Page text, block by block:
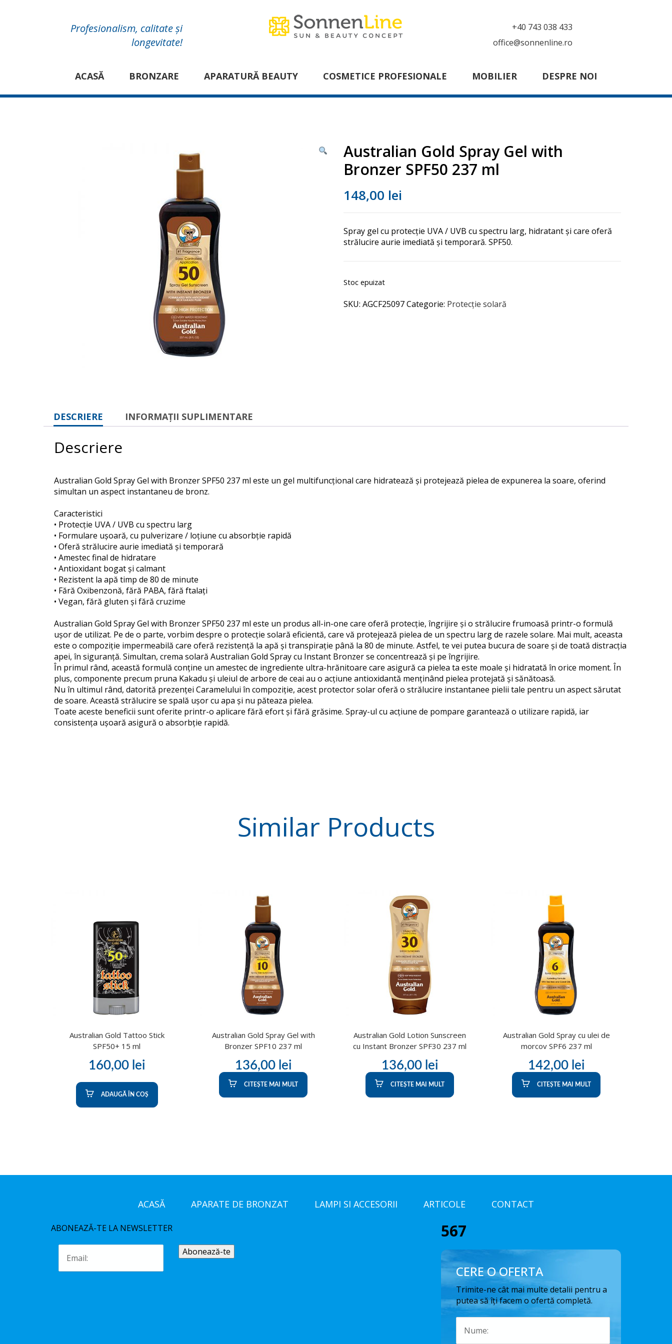
Profesionalism, calitate și
longevitate!
+40 743 038 433
office@sonnenline.ro
ACASĂ BRONZARE APARATURĂ BEAUTY COSMETICE PROFESIONALE MOBILIER DESPRE NOI
Australian Gold Spray Gel with
Bronzer SPF50 237 ml
148,00 lei
Spray gel cu protecție UVA / UVB cu spectru larg, hidratant și care oferă
strălucire aurie imediată și temporară. SPF50.
Stoc epuizat
SKU: AGCF25097Categorie: Protecție solară
DESCRIERE INFORMAȚII SUPLIMENTARE
Descriere
Australian Gold Spray Gel with Bronzer SPF50 237 ml este un gel multifuncțional care hidratează și protejează pielea de expunerea la soare, oferind
simultan un aspect instantaneu de bronz.
Caracteristici
• Protecție UVA / UVB cu spectru larg
• Formulare ușoară, cu pulverizare / loțiune cu absorbție rapidă
• Oferă strălucire aurie imediată și temporară
• Amestec final de hidratare
• Antioxidant bogat și calmant
• Rezistent la apă timp de 80 de minute
• Fără Oxibenzonă, fără PABA, fără ftalați
• Vegan, fără gluten și fără cruzime
Australian Gold Spray Gel with Bronzer SPF50 237 ml este un produs all-in-one care oferă protecție, îngrijire și o strălucire frumoasă printr-o formulă
ușor de utilizat. Pe de o parte, vorbim despre o protecție solară eficientă, care vă protejează pielea de un spectru larg de razele solare. Mai mult, aceasta
este o compoziție impermeabilă care oferă rezistență la apă și transpirație până la 80 de minute. Astfel, te vei putea bucura de soare și de toată distracția
apei, în siguranță. Simultan, crema solară Australian Gold Spray cu Instant Bronzer se concentrează și pe îngrijire.
În primul rând, această formulă conține un amestec de ingrediente ultra-hrănitoare care asigură ca pielea ta este moale și hidratată în orice moment. În
plus, componente precum pruna Kakadu și uleiul de arbore de ceai au o acțiune antioxidantă menținând pielea protejată și sănătoasă.
Nu în ultimul rând, datorită prezenței Caramelului în compoziție, acest protector solar oferă o strălucire instantanee pielii tale pentru un aspect sărutat
de soare. Această strălucire se spală ușor cu apa și nu păteaza pielea.
Toate aceste beneficii sunt oferite printr-o aplicare fără efort și fără grăsime. Spray-ul cu acțiune de pompare garantează o utilizare rapidă, iar
consistența ușoară asigură o absorbție rapidă.
Similar Products
Australian Gold Tattoo Stick
SPF50+ 15 ml
160,00 lei
ADAUGĂ ÎN COȘ
Australian Gold Spray Gel with
Bronzer SPF10 237 ml
136,00 lei
CITEȘTE MAI MULT
Australian Gold Lotion Sunscreen
cu Instant Bronzer SPF30 237 ml
136,00 lei
CITEȘTE MAI MULT
Australian Gold Spray cu ulei de
morcov SPF6 237 ml
142,00 lei
CITEȘTE MAI MULT
ACASĂ APARATE DE BRONZAT LAMPI SI ACCESORII ARTICOLE CONTACT
ABONEAZĂ-TE LA NEWSLETTER 567
CERE O OFERTA
Trimite-ne cât mai multe detalii pentru a
putea să îți facem o ofertă completă.